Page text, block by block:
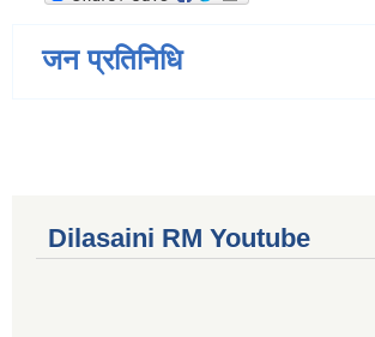
जन प्रतिनिधि
Dilasaini RM Youtube